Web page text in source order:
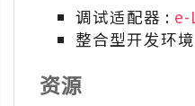
调试适配器 :
整合型开发环
资源